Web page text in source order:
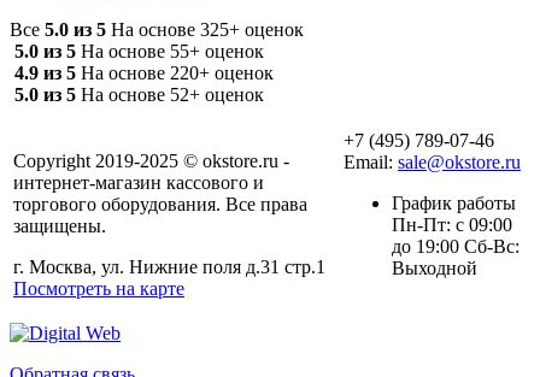
Все 5.0 из 5 На основе 325+ оценок
5.0 из 5 На основе 55+ оценок
4.9 из 5 На основе 220+ оценок
5.0 из 5 На основе 52+ оценок
Copyright 2019-2025 © okstore.ru -
интернет-магазин кассового и
торгового оборудования. Все права
защищены.
г. Москва, ул. Нижние поля д.31 стр.1
Посмотреть на карте
+7 (495) 789-07-46
Email: sale@okstore.ru
График работы
Пн-Пт: с 09:00
до 19:00 Сб-Вс:
Выходной